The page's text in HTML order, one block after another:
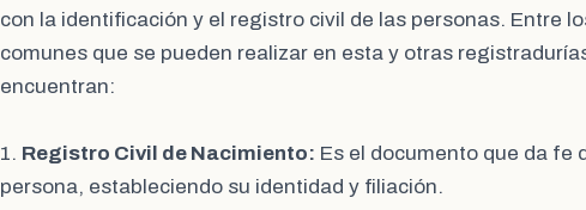
con la identificación y el registro civil de las personas. Entre
comunes que se pueden realizar en esta y otras
encuentran:
1. Registro Civil de Nacimiento: Es el documento que da fe
persona, estableciendo su identidad y filiación.